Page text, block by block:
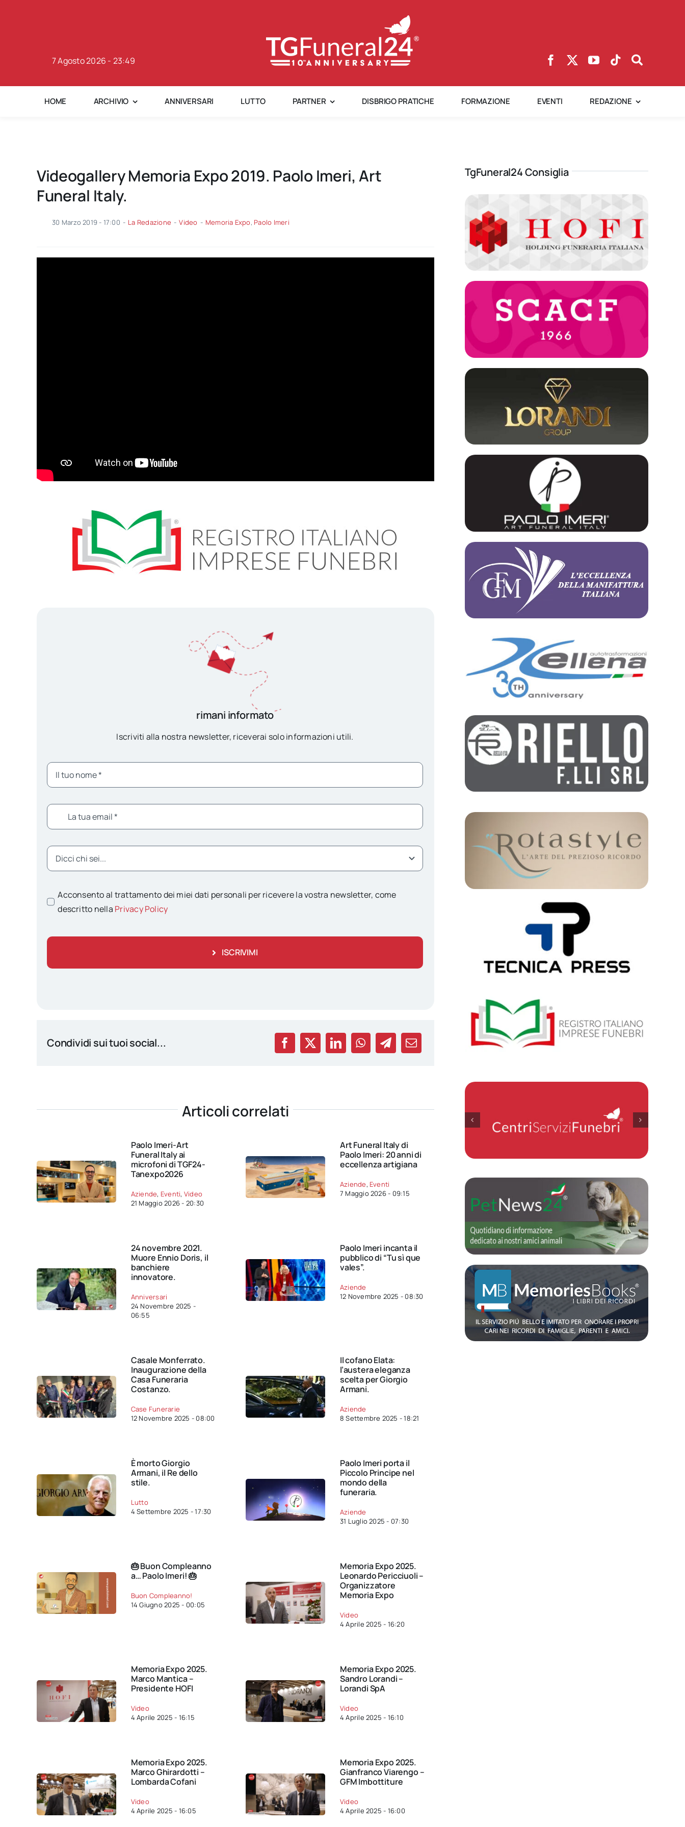
7 Agosto 2026 - 23:49
HOME ARCHIVIO ANNIVERSARI LUTTO PARTNER DISBRIGO PRATICHE FORMAZIONE EVENTI REDAZIONE
Videogallery Memoria Expo 2019. Paolo Imeri, Art
Funeral Italy.
30 Marzo 2019 - 17:00 - La Redazione - Video - Memoria Expo, Paolo Imeri
rimani informato
Iscriviti alla nostra newsletter, riceverai solo informazioni utili.
Acconsento al trattamento dei miei dati personali per ricevere la vostra newsletter, come
descritto nella Privacy Policy
ISCRIVIMI
Condividi sui tuoi social...
Articoli correlati
Paolo Imeri-Art
Funeral Italy ai
microfoni di TGF24-
Tanexpo2026
Aziende, Eventi, Video
21 Maggio 2026 - 20:30
Art Funeral Italy di
Paolo Imeri: 20 anni di
eccellenza artigiana
Aziende, Eventi
7 Maggio 2026 - 09:15
24 novembre 2021.
Muore Ennio Doris, il
banchiere
innovatore.
Anniversari
24 Novembre 2025 -
06:55
Paolo Imeri incanta il
pubblico di “Tu sì que
vales”.
Aziende
12 Novembre 2025 - 08:30
Casale Monferrato.
Inaugurazione della
Casa Funeraria
Costanzo.
Case Funerarie
12 Novembre 2025 - 08:00
Il cofano Elata:
l’austera eleganza
scelta per Giorgio
Armani.
Aziende
8 Settembre 2025 - 18:21
È morto Giorgio
Armani, il Re dello
stile.
Lutto
4 Settembre 2025 - 17:30
Paolo Imeri porta il
Piccolo Principe nel
mondo della
funeraria.
Aziende
31 Luglio 2025 - 07:30
🎂 Buon Compleanno
a… Paolo Imeri! 🎂
Buon Compleanno!
14 Giugno 2025 - 00:05
Memoria Expo 2025.
Leonardo Pericciuoli –
Organizzatore
Memoria Expo
Video
4 Aprile 2025 - 16:20
Memoria Expo 2025.
Marco Mantica –
Presidente HOFI
Video
4 Aprile 2025 - 16:15
Memoria Expo 2025.
Sandro Lorandi –
Lorandi SpA
Video
4 Aprile 2025 - 16:10
Memoria Expo 2025.
Marco Ghirardotti –
Lombarda Cofani
Video
4 Aprile 2025 - 16:05
Memoria Expo 2025.
Gianfranco Viarengo –
GFM Imbottiture
Video
4 Aprile 2025 - 16:00
TgFuneral24 Consiglia